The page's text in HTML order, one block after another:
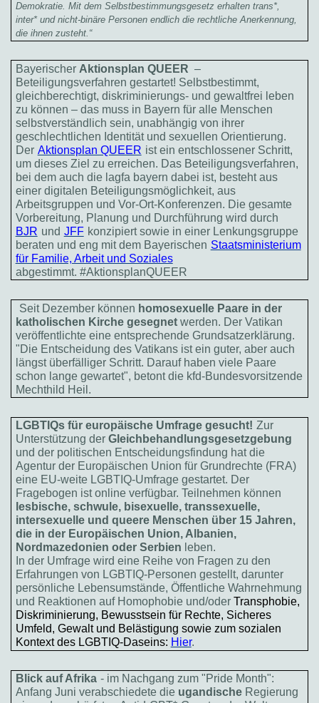
Demokratie. Mit dem Selbstbestimmungsgesetz erhalten trans*,
inter* und nicht-binäre Personen endlich die rechtliche Anerkennung,
die ihnen zusteht.“
Bayerischer Aktionsplan QUEER –
Beteiligungsverfahren gestartet! Selbstbestimmt,
gleichberechtigt, diskriminierungs- und gewaltfrei leben
zu können – das muss in Bayern für alle Menschen
selbstverständlich sein, unabhängig von ihrer
geschlechtlichen Identität und sexuellen Orientierung.
Der Aktionsplan QUEER ist ein entschlossener Schritt,
um dieses Ziel zu erreichen. Das Beteiligungsverfahren,
bei dem auch die lagfa bayern dabei ist, besteht aus
einer digitalen Beteiligungsmöglichkeit, aus
Arbeitsgruppen und Vor-Ort-Konferenzen. Die gesamte
Vorbereitung, Planung und Durchführung wird durch
BJR und JFF konzipiert sowie in einer Lenkungsgruppe
beraten und eng mit dem Bayerischen Staatsministerium
für Familie, Arbeit und Soziales
abgestimmt. #AktionsplanQUEER
Seit Dezember können homosexuelle Paare in der
katholischen Kirche gesegnetwerden. Der Vatikan
veröffentlichte eine entsprechende Grundsatzerklärung.
"Die Entscheidung des Vatikans ist ein guter, aber auch
längst überfälliger Schritt. Darauf haben viele Paare
schon lange gewartet", betont die kfd-Bundesvorsitzende
Mechthild Heil.
LGBTIQs für europäische Umfrage gesucht! Zur
Unterstützung der Gleichbehandlungsgesetzgebung
und der politischen Entscheidungsfindung hat die
Agentur der Europäischen Union für Grundrechte (FRA)
eine EU-weite LGBTIQ-Umfrage gestartet. Der
Fragebogen ist online verfügbar. Teilnehmen können
lesbische, schwule, bisexuelle, transsexuelle,
intersexuelle und queere Menschen über 15 Jahren,
die in der Europäischen Union, Albanien,
Nordmazedonien oder Serbien leben.
In der Umfrage wird eine Reihe von Fragen zu den
Erfahrungen von LGBTIQ-Personen gestellt, darunter
persönliche Lebensumstände, Öffentliche Wahrnehmung
und Reaktionen auf Homophobie und/oder Transphobie,
Diskriminierung, Bewusstsein für Rechte, Sicheres
Umfeld, Gewalt und Belästigung sowie zum sozialen
Kontext des LGBTIQ-Daseins: Hier.
Blick auf Afrika - im Nachgang zum "Pride Month":
Anfang Juni verabschiedete die ugandischeRegierung